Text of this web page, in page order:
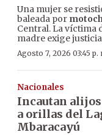
Una mujer se
baleada por
Central. La víctima
madre exige
Agosto 7, 2026 03:45 p.
Nacionales
Incautan
a orillas del
Mbaracayú